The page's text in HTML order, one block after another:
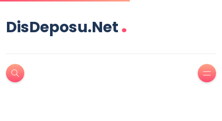
DisDeposu.Net.